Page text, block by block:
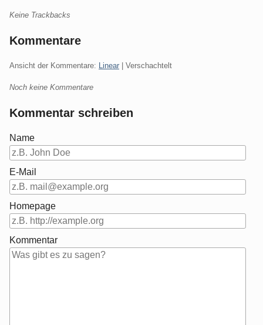
Keine Trackbacks
Kommentare
Ansicht der Kommentare: Linear | Verschachtelt
Noch keine Kommentare
Kommentar schreiben
Name
E-Mail
Homepage
Kommentar